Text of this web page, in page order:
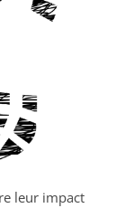
leur impact